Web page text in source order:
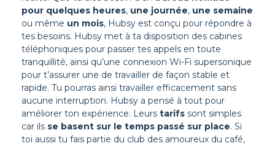
pour quelques heures, une journée, une semaine
ou même un mois, Hubsy est conçu pour répondre à
tes besoins. Hubsy met à ta disposition des cabines
téléphoniques pour passer tes appels en toute
tranquillité, ainsi qu’une connexion Wi-Fi supersonique
pour t’assurer une de travailler de façon stable et
rapide. Tu pourras ainsi travailler efficacement sans
aucune interruption. Hubsy a pensé à tout pour
améliorer ton expérience. Leurs tarifs sont simples
car ils se basent sur le temps passé sur place. Si
toi aussi tu fais partie du club des amoureux du café,